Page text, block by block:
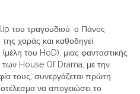
του τραγουδιού, ο Πάνος
χαράς και καθοδηγεί
του HoD), μιας φανταστικής
των House Of Drama, με την
τους, συνεργάζεται πρώτη
να απογειώσει το